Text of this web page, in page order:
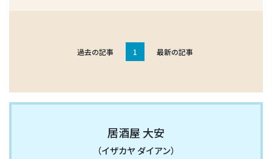
過去の記事 1 最新の記事
居酒屋 大安
（イザカヤ ダイアン）